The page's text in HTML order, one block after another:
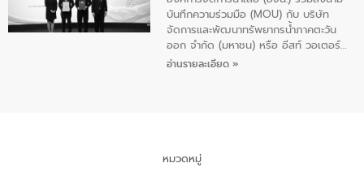
คน
ภาคตะวันออก จำกัด (มหาชน) หรือ อีส
ท์ วอเตอร์
บันทึกความร่วมมือ (MOU) กับ บริษัท
จัดการและพัฒนาทรัพยากรน้ำภาคตะวัน
ออก จำกัด (มหาชน) หรือ อีสท์ วอเตอร์
เมื่อวันอังคารที่ 4 สิงหาคม 2569 ณ ห้อง
ด้านน้ำของประเทศ และเตรียมความพร้อม
รองรับการเติบโตของเมือง รวมถึงการ
อ่านรายละเอียด »
หมวดหมู่